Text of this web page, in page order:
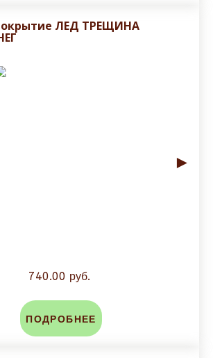
ЛЕД ТРЕЩИНА
►
740.00 руб.
ПОДРОБНЕЕ